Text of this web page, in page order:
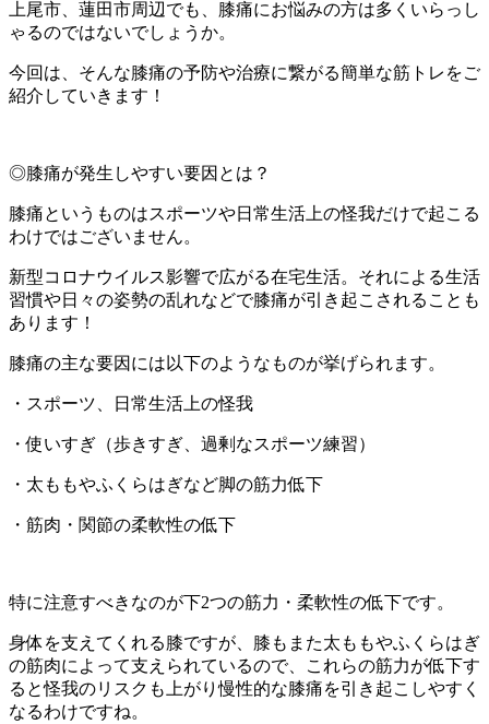
上尾市、蓮田市周辺でも、膝痛にお悩みの方は多くいらっし
ゃるのではないでしょうか。
今回は、そんな膝痛の予防や治療に繋がる簡単な筋トレをご
紹介していきます！
◎膝痛が発生しやすい要因とは？
膝痛というものはスポーツや日常生活上の怪我だけで起こる
わけではございません。
新型コロナウイルス影響で広がる在宅生活。それによる生活
習慣や日々の姿勢の乱れなどで膝痛が引き起こされることも
あります！
膝痛の主な要因には以下のようなものが挙げられます。
・スポーツ、日常生活上の怪我
・使いすぎ（歩きすぎ、過剰なスポーツ練習）
・太ももやふくらはぎなど脚の筋力低下
・筋肉・関節の柔軟性の低下
特に注意すべきなのが下2つの筋力・柔軟性の低下です。
身体を支えてくれる膝ですが、膝もまた太ももやふくらはぎ
の筋肉によって支えられているので、これらの筋力が低下す
ると怪我のリスクも上がり慢性的な膝痛を引き起こしやすく
なるわけですね。